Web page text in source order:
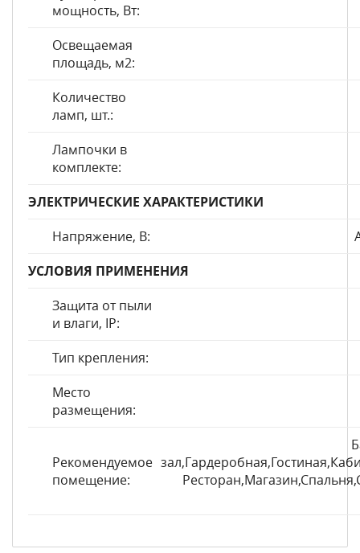
мощность, Вт:
Освещаемая
площадь, м2:
Количество
ламп, шт.:
Лампочки в
комплекте:
ЭЛЕКТРИЧЕСКИЕ ХАРАКТЕРИСТИКИ
Напряжение, В:
УСЛОВИЯ ПРИМЕНЕНИЯ
Защита от пыли
и влаги, IP:
Тип крепления:
Место
размещения:
Рекомендуемое
помещение: